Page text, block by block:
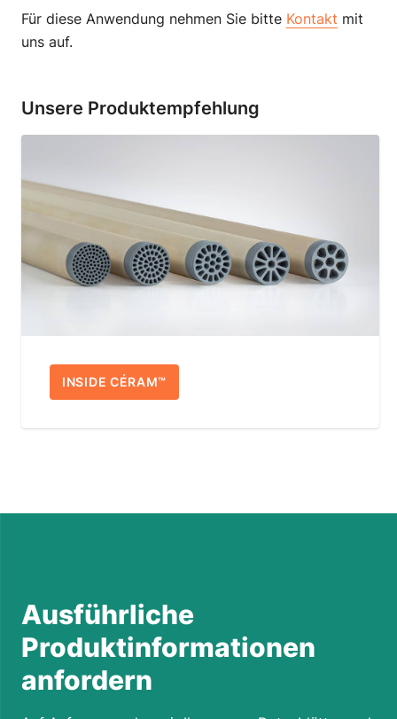
Für diese Anwendung nehmen Sie bitte Kontakt mit
uns auf.
Unsere Produktempfehlung
INSIDE CÉRAM™
Ausführliche
Produktinformationen
anfordern